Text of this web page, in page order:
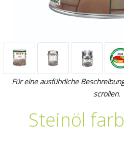
Für eine ausführliche
scrollen.
Steinöl